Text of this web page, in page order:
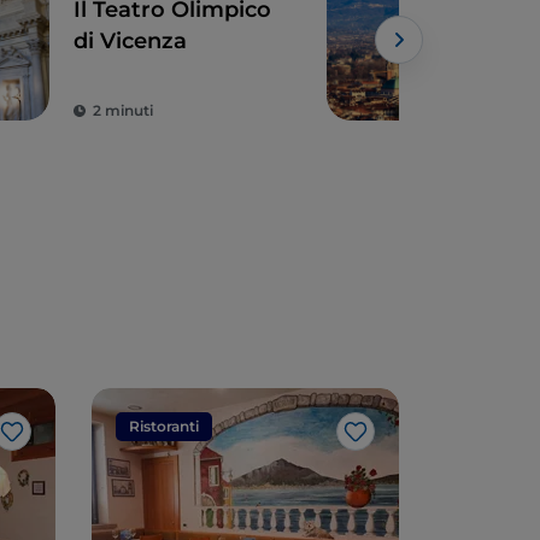
Il Teatro Olimpico
di Vicenza
2 minuti
Like
Ristoranti
Like